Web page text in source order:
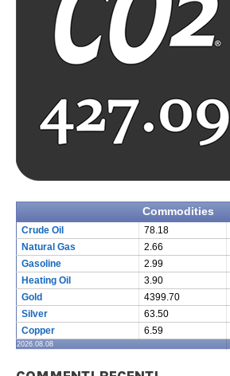
Commodities
Crude Oil 78.18
Natural Gas
2.66
Gasoline
2.99
Heating Oil
3.90
Gold
4399.70
Silver
63.50
Copper
6.59
2026.08.08